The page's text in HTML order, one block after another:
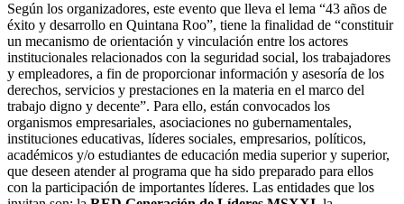
Según los organizadores, este evento que lleva el lema “43 años de
éxito y desarrollo en Quintana Roo”, tiene la finalidad de “constituir
un mecanismo de orientación y vinculación entre los actores
institucionales relacionados con la seguridad social, los trabajadores
y empleadores, a fin de proporcionar información y asesoría de los
derechos, servicios y prestaciones en la materia en el marco del
trabajo digno y decente”. Para ello, están convocados los
organismos empresariales, asociaciones no gubernamentales,
instituciones educativas, líderes sociales, empresarios, políticos,
académicos y/o estudiantes de educación media superior y superior,
que deseen atender al programa que ha sido preparado para ellos
con la participación de importantes líderes. Las entidades que los